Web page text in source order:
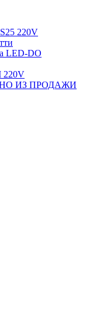
220V
LED-DO
220V
ИЗ ПРОДАЖИ